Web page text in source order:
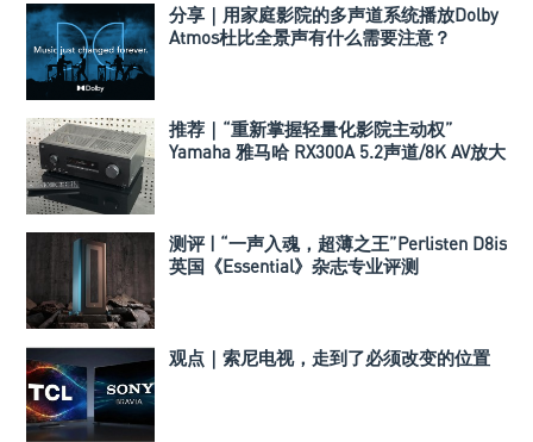
分享｜用家庭影院的多声道系统播放Dolby
Atmos杜比全景声有什么需要注意？
推荐｜“重新掌握轻量化影院主动权”
Yamaha 雅马哈 RX300A 5.2声道/8K AV放大
测评 | “一声入魂，超薄之王”Perlisten D8is
英国《Essential》杂志专业评测
观点｜索尼电视，走到了必须改变的位置